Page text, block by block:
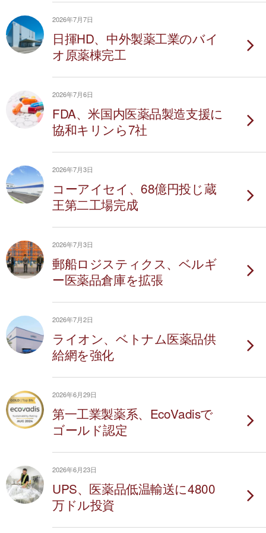
2026年7月7日
日揮HD、中外製薬工業のバイ
オ原薬棟完工
2026年7月6日
FDA、米国内医薬品製造支援に
協和キリンら7社
2026年7月3日
コーアイセイ、68億円投じ蔵
王第二工場完成
2026年7月3日
郵船ロジスティクス、ベルギ
ー医薬品倉庫を拡張
2026年7月2日
ライオン、ベトナム医薬品供
給網を強化
2026年6月29日
第一工業製薬系、EcoVadisで
ゴールド認定
2026年6月23日
UPS、医薬品低温輸送に4800
万ドル投資